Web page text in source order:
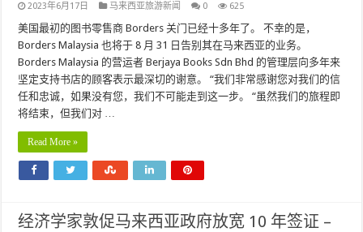
2023年6月17日 马来西亚旅游新闻 0 625
美国最初的图书零售商 Borders 关门已经十多年了。 不幸的是，
Borders Malaysia 也将于 8 月 31 日告别其在马来西亚的业务。
Borders Malaysia 的营运者 Berjaya Books Sdn Bhd 的管理层向多年来
坚定支持书店的顾客表示最深切的谢意。 “我们非常感谢您对我们的信
任和忠诚，如果没有您，我们不可能走到这一步。 “虽然我们的旅程即
将结束，但我们对 …
Read More »
经济学家敦促马来西亚政府放宽 10 年签证 –